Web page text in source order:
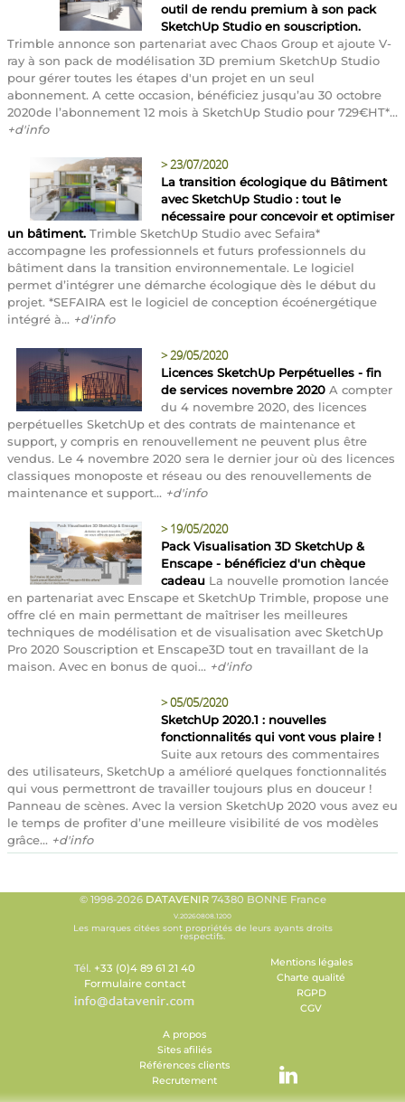
outil de rendu premium à son pack
SketchUp Studio en souscription.
Trimble annonce son partenariat avec Chaos Group et ajoute V-
ray à son pack de modélisation 3D premium SketchUp Studio
pour gérer toutes les étapes d'un projet en un seul
abonnement. A cette occasion, bénéficiez jusqu’au 30 octobre
2020de l’abonnement 12 mois à SketchUp Studio pour 729€HT*...
+d'info
>23/07/2020
La transition écologique du Bâtiment
avec SketchUp Studio : tout le
nécessaire pour concevoir et optimiser
un bâtiment. Trimble SketchUp Studio avec Sefaira*
accompagne les professionnels et futurs professionnels du
bâtiment dans la transition environnementale. Le logiciel
permet d’intégrer une démarche écologique dès le début du
projet. *SEFAIRA est le logiciel de conception écoénergétique
intégré à... +d'info
>29/05/2020
Licences SketchUp Perpétuelles - fin
de services novembre 2020 A compter
du 4 novembre 2020, des licences
perpétuelles SketchUp et des contrats de maintenance et
support, y compris en renouvellement ne peuvent plus être
vendus. Le 4 novembre 2020 sera le dernier jour où des licences
classiques monoposte et réseau ou des renouvellements de
maintenance et support... +d'info
> 19/05/2020
Pack Visualisation 3D SketchUp &
Enscape - bénéficiez d'un chèque
cadeau La nouvelle promotion lancée
en partenariat avec Enscape et SketchUp Trimble, propose une
offre clé en main permettant de maîtriser les meilleures
techniques de modélisation et de visualisation avec SketchUp
Pro 2020 Souscription et Enscape3D tout en travaillant de la
maison. Avec en bonus de quoi... +d'info
>05/05/2020
SketchUp 2020.1 : nouvelles
fonctionnalités qui vont vous plaire !
Suite aux retours des commentaires
des utilisateurs, SketchUp a amélioré quelques fonctionnalités
qui vous permettront de travailler toujours plus en douceur !
Panneau de scènes. Avec la version SketchUp 2020 vous avez eu
le temps de profiter d’une meilleure visibilité de vos modèles
grâce... +d'info
© 1998-2026 DATAVENIR74380 BONNE France
V.20260808.1200
Les marques citées sont propriétés de leurs ayants droits
respectifs.
Tél. +33 (0)4 89 61 21 40
Formulaire contact
Mentions légales
Charte qualité
RGPD
CGV
A propos
Sites afiliés
Références clients
Recrutement